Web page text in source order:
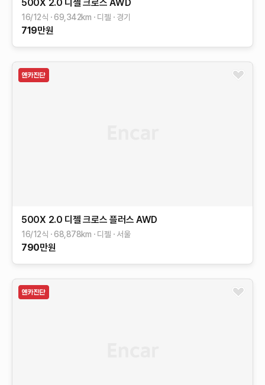
500X 2.0 디젤 크로스 AWD
16/12식 69,342km 디젤 경기
719만원
500X 2.0 디젤 크로스 플러스 AWD
16/12식 68,878km 디젤 서울
790만원